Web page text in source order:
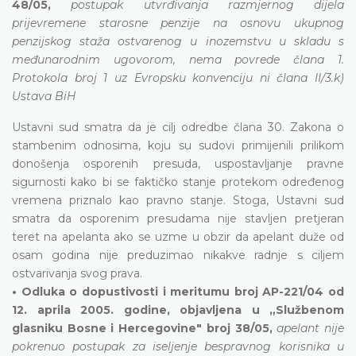
48/05,postupak utvrđivanja razmjernog dijela
prijevremene starosne penzije na osnovu ukupnog
penzijskog staža ostvarenog u inozemstvu u skladu s
međunarodnim ugovorom, nema povrede člana 1.
Protokola broj 1 uz Evropsku konvenciju ni člana II/3.k)
Ustava BiH
Ustavni sud smatra da je cilj odredbe člana 30. Zakona o
stambenim odnosima, koju su sudovi primijenili prilikom
donošenja osporenih presuda, uspostavljanje pravne
sigurnosti kako bi se faktičko stanje protekom određenog
vremena priznalo kao pravno stanje. Stoga, Ustavni sud
smatra da osporenim presudama nije stavljen pretjeran
teret na apelanta ako se uzme u obzir da apelant duže od
osam godina nije preduzimao nikakve radnje s ciljem
ostvarivanja svog prava.
• Odluka o dopustivosti i meritumu broj AP-221/04 od
12. aprila 2005. godine, objavljena u „Službenom
glasniku Bosne i Hercegovine" broj 38/05,apelant nije
pokrenuo postupak za iseljenje bespravnog korisnika u